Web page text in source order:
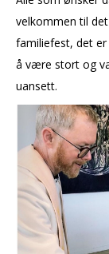
FRIVILLIGHET
velkommen til
familiefest, det
å være stort og
uansett.